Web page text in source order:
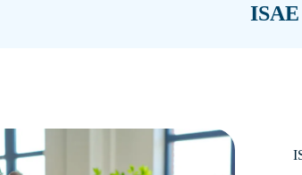
ISAE